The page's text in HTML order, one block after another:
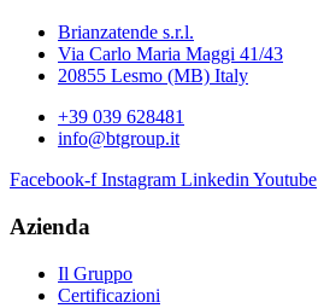
Brianzatende s.r.l.
Via Carlo Maria Maggi 41/43
20855 Lesmo (MB) Italy
+39 039 628481
info@btgroup.it
Facebook-f Instagram Linkedin Youtube
Azienda
Il Gruppo
Certificazioni